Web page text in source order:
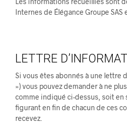
Internes de Élégance Groupe SAS
LETTRE
Si vous êtes abonnés à une lettre
») vous pouvez demander à ne
comme indiqué ci-dessus, soit en
figurant en fin de chacun de ces
recevez.